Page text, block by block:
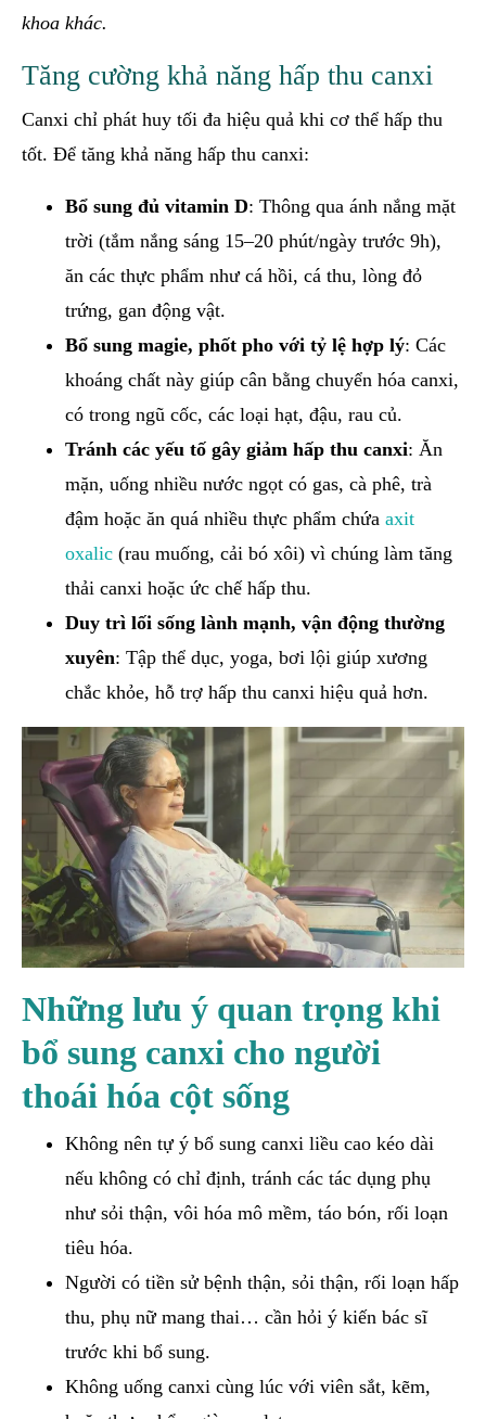
khoa khác.
Tăng cường khả năng hấp thu canxi
Canxi chỉ phát huy tối đa hiệu quả khi cơ thể hấp thu
tốt. Để tăng khả năng hấp thu canxi:
Bổ sung đủ vitamin D: Thông qua ánh nắng mặt
trời (tắm nắng sáng 15–20 phút/ngày trước 9h),
ăn các thực phẩm như cá hồi, cá thu, lòng đỏ
trứng, gan động vật.
Bổ sung magie, phốt pho với tỷ lệ hợp lý: Các
khoáng chất này giúp cân bằng chuyển hóa canxi,
có trong ngũ cốc, các loại hạt, đậu, rau củ.
Tránh các yếu tố gây giảm hấp thu canxi: Ăn
mặn, uống nhiều nước ngọt có gas, cà phê, trà
đậm hoặc ăn quá nhiều thực phẩm chứa axit
oxalic (rau muống, cải bó xôi) vì chúng làm tăng
thải canxi hoặc ức chế hấp thu.
Duy trì lối sống lành mạnh, vận động thường
xuyên: Tập thể dục, yoga, bơi lội giúp xương
chắc khỏe, hỗ trợ hấp thu canxi hiệu quả hơn.
Những lưu ý quan trọng khi
bổ sung canxi cho người
thoái hóa cột sống
Không nên tự ý bổ sung canxi liều cao kéo dài
nếu không có chỉ định, tránh các tác dụng phụ
như sỏi thận, vôi hóa mô mềm, táo bón, rối loạn
tiêu hóa.
Người có tiền sử bệnh thận, sỏi thận, rối loạn hấp
thu, phụ nữ mang thai… cần hỏi ý kiến bác sĩ
trước khi bổ sung.
Không uống canxi cùng lúc với viên sắt, kẽm,